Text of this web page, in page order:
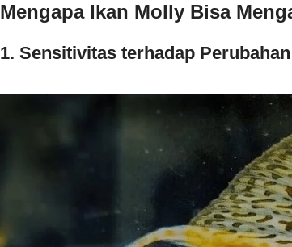
Mengapa Ikan Molly Bisa
1. Sensitivitas terhadap